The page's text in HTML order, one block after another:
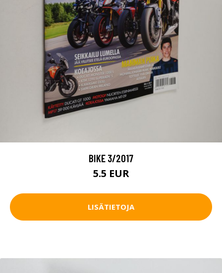
BIKE 3/2017
5.5 EUR
LISÄTIETOJA